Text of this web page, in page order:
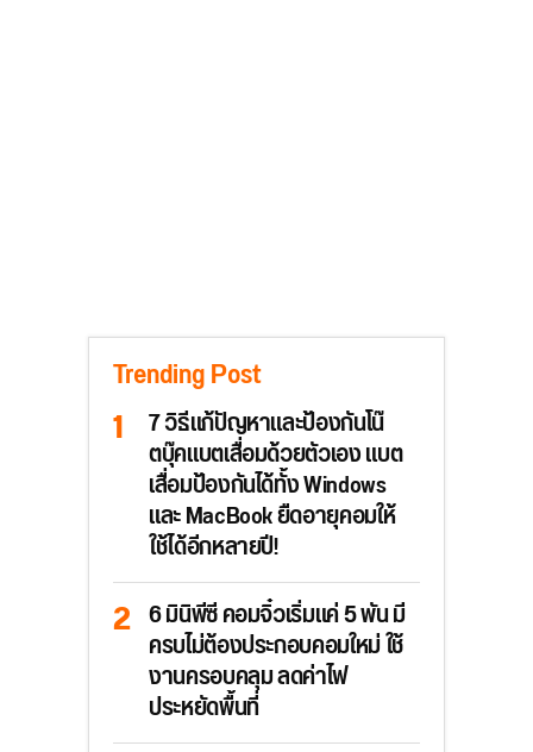
Trending Post
7 วิธีแก้ปัญหาและป้องกันโน๊
ตบุ๊คแบตเสื่อมด้วยตัวเอง แบต
เสื่อมป้องกันได้ทั้ง Windows
และ MacBook ยืดอายุคอมให้
ใช้ได้อีกหลายปี!
6 มินิพีซี คอมจิ๋วเริ่มแค่ 5 พัน มี
ครบไม่ต้องประกอบคอมใหม่ ใช้
งานครอบคลุม ลดค่าไฟ
ประหยัดพื้นที่